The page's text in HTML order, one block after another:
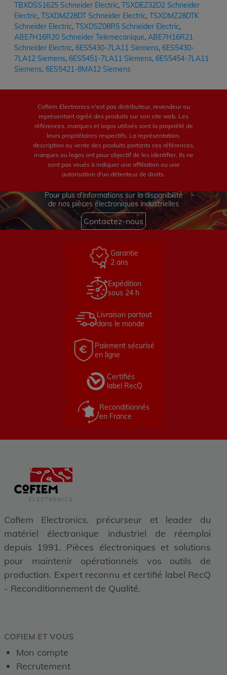
TBXDSS1625 Schneider Electric, TSXDEZ32D2 Schneider
Electric, TSXDMZ28DT Schneider Electric, TSXDMZ28DTK
Schneider Electric, TSXDSZ08R5 Schneider Electric,
ABE7H16R20 Schneider Telemecanique, ABE7H16R21
Schneider Electric, 6ES5430-7LA11 Siemens, 6ES5430-
7LA12 Siemens, 6ES5451-7LA11 Siemens, 6ES5454-7LA11
Siemens, 6ES5421-8MA12 Siemens
Cofiem Electronics n'est pas distributeur, revendeur ou
représentant agréé des produits sur son site web. Les
références, marques et logos utilisés sont la propriété de
leurs propriétaires respectifs. La représentation,
description ou vente des produits portants ces références,
marques ou logos ont pour objectif de les identifier. Ils ne
sont pas voués à indiquer une affiliation ou une
autorisation d'un détenteur de droits.
Pour plus d'informations sur la disponibilité
de nos pièces électroniques industrielles
Contactez-nous
Garantie
2 ans
Expédition
sous 24 h
Livraison partout
dans le monde
Paiement sécurisé
en ligne
Certifiés
label RecQ
Reconditionnés
en France
Cofiem Electronics, précurseur et leader du
matériel électronique industriel de réemploi
depuis 1991. Pièces électroniques et solutions
pour maintenir opérationnels vos outils de
production. Expert reconnu et certifié label RecQ
- Reconditionnement de Qualité.
COFIEM ET VOUS
Mon compte
Recrutement